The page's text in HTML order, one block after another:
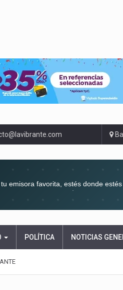
emisora favorita, estés donde estés
POLÍTICA NOTICIAS